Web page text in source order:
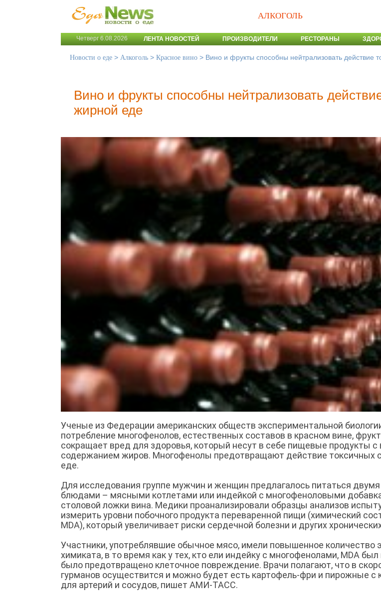
АЛКОГОЛЬ
Четверг 6.08.2026 ЛЕНТА НОВОСТЕЙ ПРОИЗВОДИТЕЛИ РЕСТОРАНЫ
Новости о еде > Алкоголь > Красное вино > Вино и фрукты способны нейтрализовать действие
Вино и фрукты способны нейтрализовать
жирной еде
Ученые из Федерации американских обществ экспериментальной
потребление многофенолов, естественных составов в красном вине,
сокращает вред для здоровья, который несут в себе пищевые продукты
содержанием жиров. Многофенолы предотвращают действие токсичных
еде.
Для исследования группе мужчин и женщин предлагалось питаться
блюдами – мясными котлетами или индейкой с многофеноловыми
столовой ложки вина. Медики проанализировали образцы анализов
измерить уровни побочного продукта переваренной пищи (химический
MDA), который увеличивает риски сердечной болезни и других
Участники, употреблявшие обычное мясо, имели повышенное количество
химиката, в то время как у тех, кто ели индейку с многофенолами, MDA был
было предотвращено клеточное повреждение. Врачи полагают, что в
гурманов осуществится и можно будет есть картофель-фри и пирожные с
для артерий и сосудов, пишет АМИ-ТАСС.